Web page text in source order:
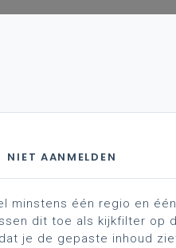
NIET AANMELDEN
minstens één regio en
dit toe als kijkfilter op
je de gepaste inhoud